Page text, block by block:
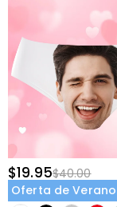
$19.95$40.00
Oferta de Verano